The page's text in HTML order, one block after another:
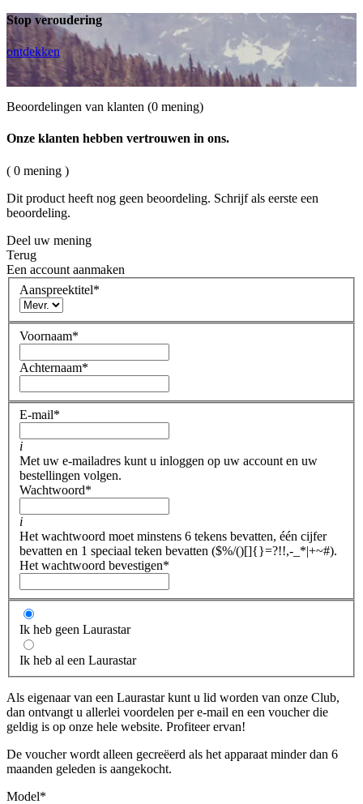
Stop veroudering
ontdekken
Beoordelingen van klanten (0 mening)
Onze klanten hebben vertrouwen in ons.
( 0 mening )
Dit product heeft nog geen beoordeling. Schrijf als eerste een
beoordeling.
Deel uw mening
Terug
Een account aanmaken
Aanspreektitel*
Voornaam*
Achternaam*
E-mail*
i
Met uw e-mailadres kunt u inloggen op uw account en uw
bestellingen volgen.
Wachtwoord*
i
Het wachtwoord moet minstens 6 tekens bevatten, één cijfer
bevatten en 1 speciaal teken bevatten ($%/()[]{}=?!!,-_*|+~#).
Het wachtwoord bevestigen*
Ik heb geen Laurastar
Ik heb al een Laurastar
Als eigenaar van een Laurastar kunt u lid worden van onze Club,
dan ontvangt u allerlei voordelen per e-mail en een voucher die
geldig is op onze hele website. Profiteer ervan!
De voucher wordt alleen gecreëerd als het apparaat minder dan 6
maanden geleden is aangekocht.
Model*